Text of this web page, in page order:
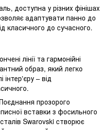
доступна у різних фінішах
адаптувати панно до
класичного до сучасного.
лінії та гармонійні
образ, який легко
інтер'єру – від
прозорого
вставки з фосильного
Swarovski створює